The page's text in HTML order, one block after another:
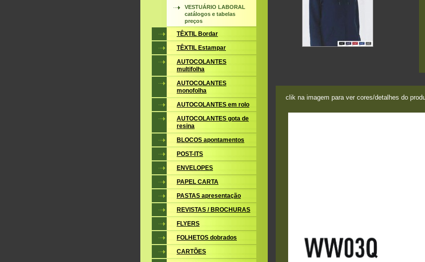
clik na imagem para ver cores/detalhes do
VESTUÁRIO LABORAL
catálogos e tabelas
preços
TÊXTIL Bordar
TÊXTIL Estampar
AUTOCOLANTES
multifolha
AUTOCOLANTES
monofolha
AUTOCOLANTES em rolo
AUTOCOLANTES gota de
resina
BLOCOS apontamentos
POST-ITS
ENVELOPES
PAPEL CARTA
PASTAS apresentação
REVISTAS / BROCHURAS
FLYERS
FOLHETOS dobrados
CARTÕES